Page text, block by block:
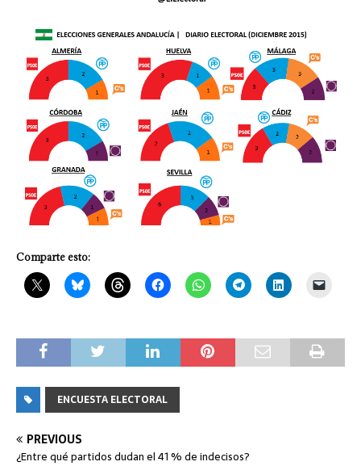
Comparte esto:
ENCUESTA ELECTORAL
PREVIOUS
¿Entre qué partidos dudan el 41 % de indecisos?